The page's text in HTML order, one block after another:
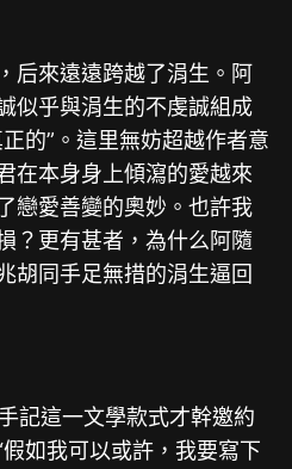
后來遠遠跨越了涓生。阿
似乎與涓生的不虔誠組成
的”。這里無妨超越作者意
在本身身上傾瀉的愛越來
戀愛善變的奧妙。也許我
？更有甚者，為什么阿隨
胡同手足無措的涓生逼回
記這一文學款式才幹邀約
如我可以或許，我要寫下